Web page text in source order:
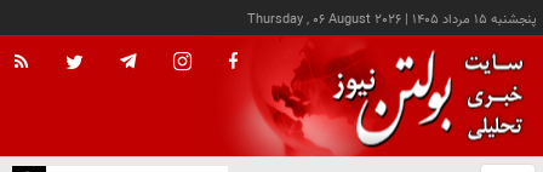
پنجشنبه ۱۵ مرداد ۱۴۰۵ |
Thursday , 06 August 2026